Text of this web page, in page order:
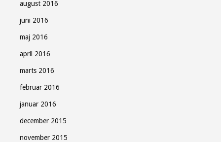
august 2016
juni 2016
maj 2016
april 2016
marts 2016
februar 2016
januar 2016
december 2015
november 2015